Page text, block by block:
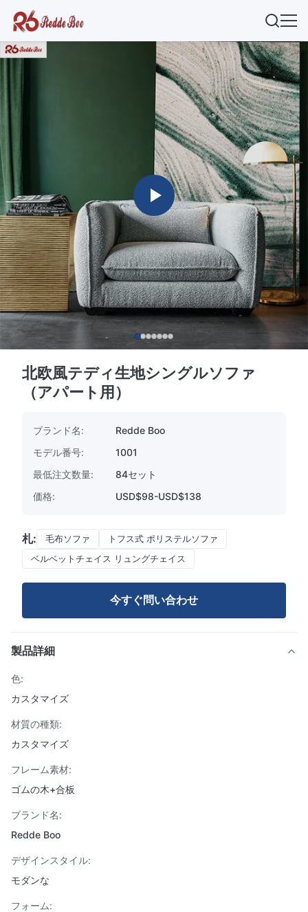
北欧風テディ生地シングルソファ
（アパート用）
ブランド名:
Redde Boo
モデル番号:
1001
最低注文数量:
84セット
価格:
USD$98-USD$138
札: 毛布ソファ
トフス式 ポリステルソファ
ベルベットチェイス リュングチェイス
今すぐ問い合わせ
製品詳細
色:
カスタマイズ
材質の種類:
カスタマイズ
フレーム素材:
ゴムの木+合板
ブランド名:
Redde Boo
デザインスタイル:
モダンな
フォーム: